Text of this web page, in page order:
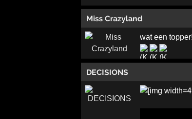
Miss Crazyland
wat een
DECISIONS